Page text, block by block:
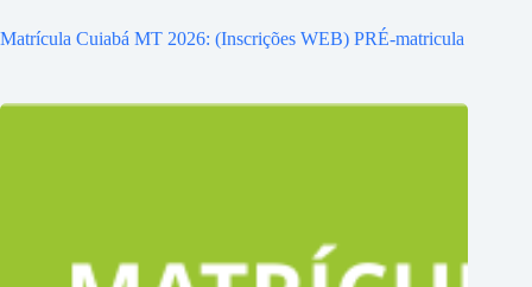
Matrícula Cuiabá MT 2026: (Inscrições WEB) PRÉ-matricula